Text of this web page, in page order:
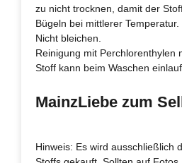
zu nicht trocknen, damit der
Bügeln bei mittlerer Temperatur.
Nicht bleichen.
Reinigung mit Perchlorenthylen
Stoff kann beim Waschen
MainzLiebe zum
Hinweis: Es wird ausschließlich